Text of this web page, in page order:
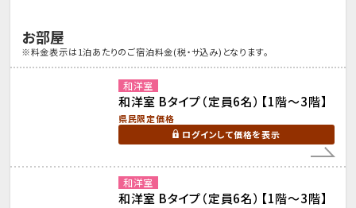
お部屋
※料金表示は1泊あたりのご宿泊料金(税・サ込み)となります。
和洋室
和洋室 Bタイプ（定員6名）【1階～3階】
県民限定価格
ログインして価格を表示
和洋室
和洋室 Bタイプ（定員6名）【1階～3階】